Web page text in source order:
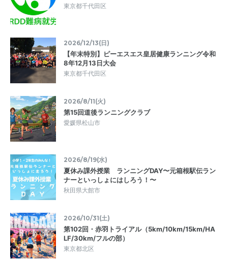
東京都千代田区
2026/12/13(日)
【年末特別】ピーエスエス皇居健康ランニング令和
8年12月13日大会
東京都千代田区
2026/8/11(火)
第15回道後ランニングクラブ
愛媛県松山市
2026/8/19(水)
夏休み課外授業 ランニングDAY〜元箱根駅伝ラン
ナーといっしょにはしろう！〜
秋田県大館市
2026/10/31(土)
第102回・赤羽トライアル（5km/10km/15km/HA
LF/30km/フルの部）
東京都北区